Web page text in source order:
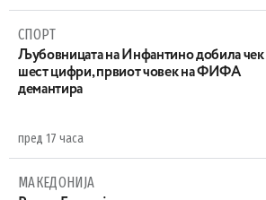
СПОРТ
Љубовницата на Инфантино добила чек
шест цифри, првиот човек на ФИФА
демантира
пред 17 часа
МАКЕДОНИЈА